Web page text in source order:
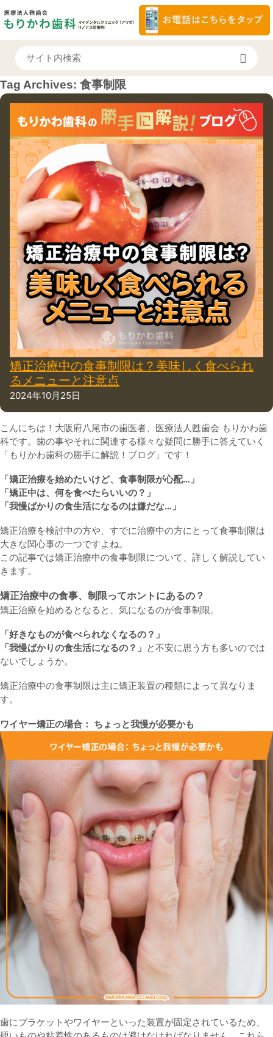
Tag Archives: 食事制限
矯正治療中の食事制限は？美味しく食べられ
るメニューと注意点
2024年10月25日
こんにちは！大阪府八尾市の歯医者、医療法人甦歯会 もりかわ歯
科です。歯の事やそれに関連する様々な疑問に勝手に答えていく
「もりかわ歯科の勝手に解説！ブログ」です！
「矯正治療を始めたいけど、食事制限が心配…」
「矯正中は、何を食べたらいいの？」
「我慢ばかりの食生活になるのは嫌だな…」
矯正治療を検討中の方や、すでに治療中の方にとって食事制限は
大きな関心事の一つですよね。
この記事では矯正治療中の食事制限について、詳しく解説してい
きます。
矯正治療中の食事、制限ってホントにあるの？
矯正治療を始めるとなると、気になるのが食事制限。
「好きなものが食べられなくなるの？」
「我慢ばかりの食生活になるの？」 と不安に思う方も多いのでは
ないでしょうか。
矯正治療中の食事制限は主に矯正装置の種類によって異なりま
す。
ワイヤー矯正の場合： ちょっと我慢が必要かも
歯にブラケットやワイヤーといった装置が固定されているため、